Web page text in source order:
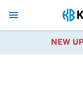
Ketiga Kaji Tiru,
NEW